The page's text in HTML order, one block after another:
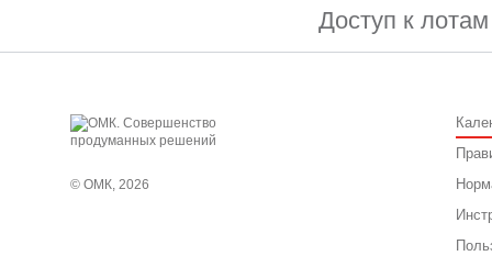
Доступ к
© ОМК, 2026